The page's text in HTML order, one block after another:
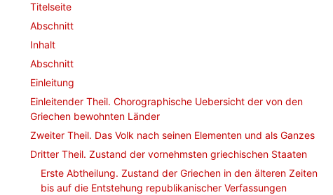
Titelseite
Abschnitt
Inhalt
Abschnitt
Einleitung
Einleitender Theil. Chorographische Uebersicht der von den
Griechen bewohnten Länder
Zweiter Theil. Das Volk nach seinen Elementen und als Ganzes
Dritter Theil. Zustand der vornehmsten griechischen Staaten
Erste Abtheilung. Zustand der Griechen in den älteren Zeiten
bis auf die Entstehung republikanischer Verfassungen